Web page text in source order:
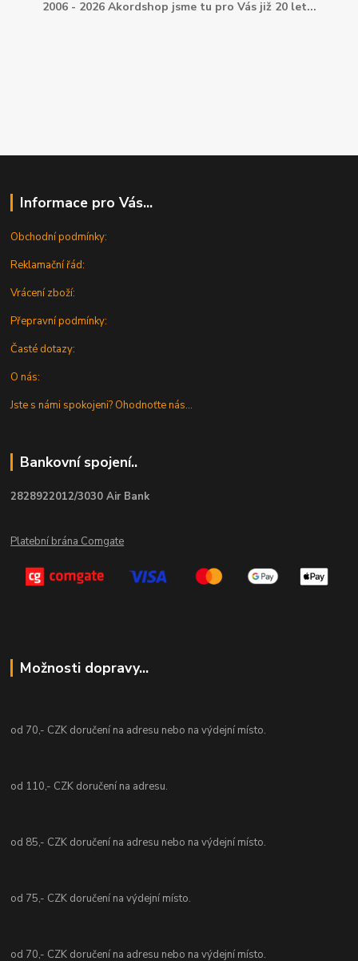
2006 - 2026 Akordshop jsme tu pro Vás již 20 let...
Informace pro Vás...
Obchodní podmínky:
Reklamační řád:
Vrácení zboží:
Přepravní podmínky:
Časté dotazy:
O nás:
Jste s námi spokojeni? Ohodnoťte nás...
Bankovní spojení..
2828922012/3030 Air Bank
Platební brána Comgate
Možnosti dopravy...
od 70,- CZK doručení na adresu nebo na výdejní místo.
od 110,- CZK doručení na adresu.
od 85,- CZK doručení na adresu nebo na výdejní místo.
od 75,- CZK doručení na výdejní místo.
od 70,- CZK doručení na adresu nebo na výdejní místo.